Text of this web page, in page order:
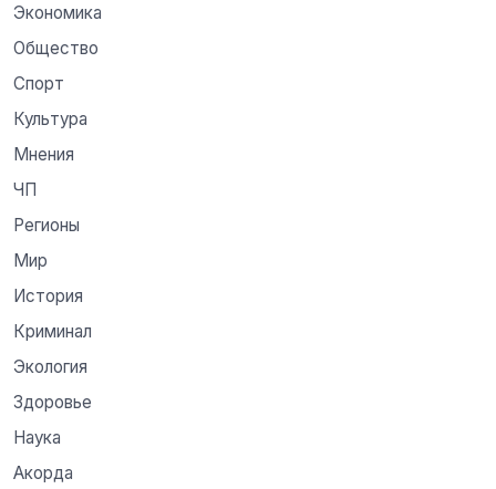
Экономика
Общество
Спорт
Культура
Мнения
ЧП
Регионы
Мир
История
Криминал
Экология
Здоровье
Наука
Акорда